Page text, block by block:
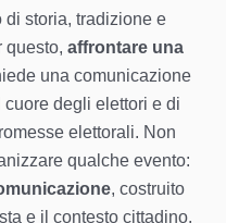
storia, tradizione e
questo, affrontare una
una comunicazione
degli elettori e di
elettorali. Non
qualche evento:
, costruito
e il contesto cittadino.